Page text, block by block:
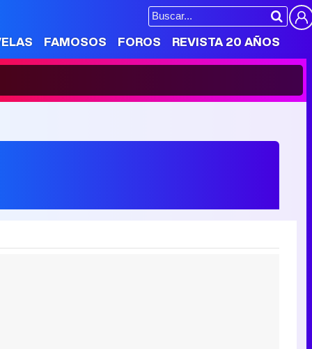
FAMOSOS FOROS REVISTA 20 AÑOS